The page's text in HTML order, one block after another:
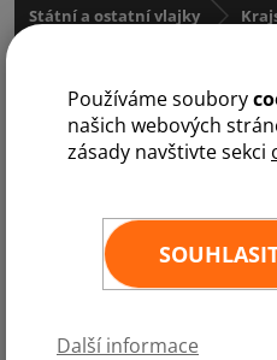
Používáme soubory
našich webových
zásady navštivte sekci
Další informace
Státní a ostatní vlajky
Vlajka